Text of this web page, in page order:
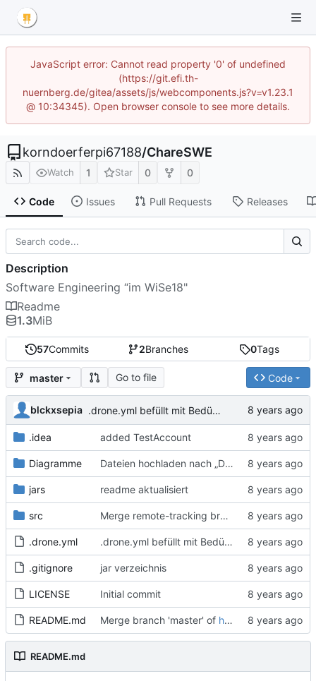
JavaScript error: Cannot read property '0' of undefined
(https://git.efi.th-
nuernberg.de/gitea/assets/js/webcomponents.js?v=v1.23.1
@ 10:34345). Open browser console to see more details.
korndoerferpi67188/ChareSWE
Watch 1 Star 0 0
Code Issues Pull Requests Releases
57Commits 2Branches 0Tags
master Go to file Code
blckxsepia .drone.yml befüllt mit Bedürftiger & Test neu
.idea added TestAccount
Diagramme Dateien hochladen nach „Diagramme“
jars readme aktualisiert
src Merge remote-tracking branch 'origin/master'
.drone.yml .drone.yml befüllt mit Bedürftiger & Test neu
.gitignore jar verzeichnis
LICENSE Initial commit
README.md Merge branch 'master' of https://git.efi.th-nuernberg.de/gitea/korndoerferpi67188/ChareSWE
README.md
Description
Software Engineering “im WiSe18"
Readme
1.3MiB